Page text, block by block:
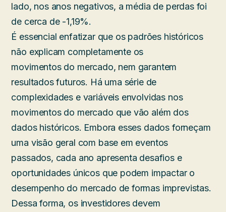
lado, nos anos negativos, a média de perdas foi
de cerca de -1,19%.
É essencial enfatizar que os padrões históricos
não explicam completamente os
movimentos do mercado, nem garantem
resultados futuros. Há uma série de
complexidades e variáveis envolvidas nos
movimentos do mercado que vão além dos
dados históricos. Embora esses dados forneçam
uma visão geral com base em eventos
passados, cada ano apresenta desafios e
oportunidades únicos que podem impactar o
desempenho do mercado de formas imprevistas.
Dessa forma, os investidores devem